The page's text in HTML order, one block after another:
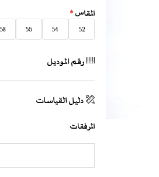
يأتي التصميم بقصة فضفاضة
إطلالة أنيقة وشتوية جذابة
مواصفات عباية
نوع القماش :قطيفة بني
التصنيف :
نوع القصة:A-cut مستقيمة وواسعة قليلاً من الأسفل
المقاس*
52
54
56
58
رقم الموديل
دليل القياسات
المرفقات